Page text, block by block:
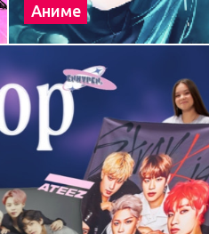
Аниме